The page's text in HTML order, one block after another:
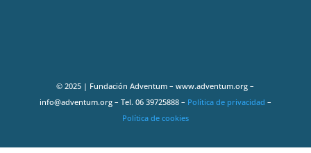
© 2025 | Fundación Adventum – www.adventum.org –
info@adventum.org – Tel. 06 39725888 – Política de privacidad –
Política de cookies